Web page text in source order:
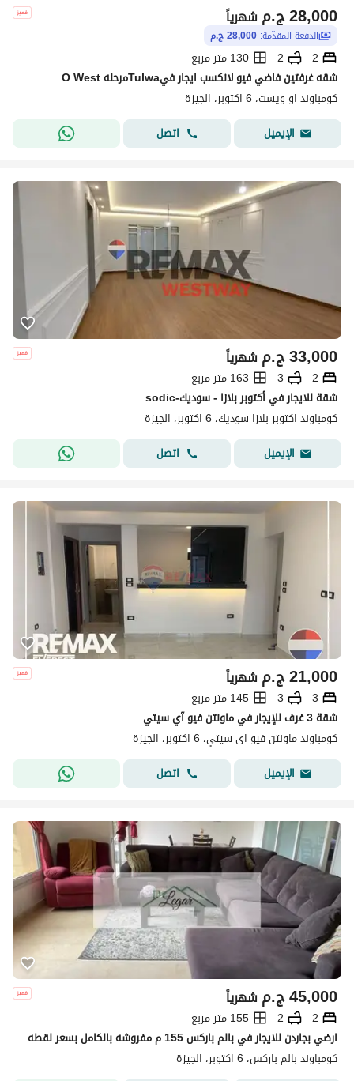
ج.م28,000 شهرياً
الدفعة المقدّمة: 28,000 ج.م
2
2
130 متر مربع
شقه غرفتين فاضي فيو لانكسب ايجار فيTulwaمرحله O West
كومباوند او ويست، 6 اكتوبر، الجيزة
الإيميل
اتصل
ج.م33,000 شهرياً
2
3
163 متر مربع
شقة للايجار في أكتوبر بلازا - سوديك-sodic
كومباوند اكتوبر بلازا سوديك، 6 اكتوبر، الجيزة
الإيميل
اتصل
ج.م21,000 شهرياً
3
3
145 متر مربع
شقة 3 غرف للإيجار في ماونتن فيو آي سيتي
كومباوند ماونتن فيو اى سيتي، 6 اكتوبر، الجيزة
الإيميل
اتصل
ج.م45,000 شهرياً
2
2
155 متر مربع
ارضي بجاردن للايجار في بالم باركس 155 م مفروشه بالكامل بسعر لقطه
كومباوند بالم باركس، 6 اكتوبر، الجيزة